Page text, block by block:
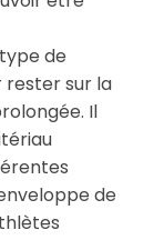
de
rester sur la
Il
de